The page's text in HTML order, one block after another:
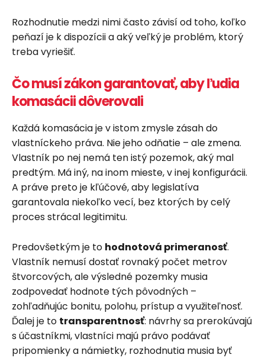
Rozhodnutie medzi nimi často závisí od toho, koľko
peňazí je k dispozícii a aký veľký je problém, ktorý
treba vyriešiť.
Čo musí zákon garantovať, aby ľudia
komasácii dôverovali
Každá komasácia je v istom zmysle zásah do
vlastníckeho práva. Nie jeho odňatie – ale zmena.
Vlastník po nej nemá ten istý pozemok, aký mal
predtým. Má iný, na inom mieste, v inej konfigurácii.
A práve preto je kľúčové, aby legislatíva
garantovala niekoľko vecí, bez ktorých by celý
proces strácal legitimitu.
Predovšetkým je to hodnotová primeranosť.
Vlastník nemusí dostať rovnaký počet metrov
štvorcových, ale výsledné pozemky musia
zodpovedať hodnote tých pôvodných –
zohľadňujúc bonitu, polohu, prístup a využiteľnosť.
Ďalej je to transparentnosť: návrhy sa prerokúvajú
s účastníkmi, vlastníci majú právo podávať
pripomienky a námietky, rozhodnutia musia byť